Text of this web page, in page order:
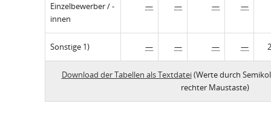
Einzelbewerber / -
innen
— — — —
Sonstige 1) — — — —
Download der Tabellen als Textdatei(Werte durch
rechter Maustaste)